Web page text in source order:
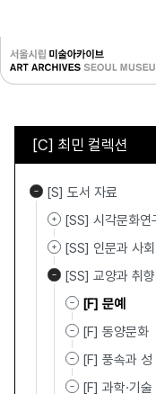
[C] 최민 컬렉션
[S] 도서 자료
[SS] 시각문화연
[SS] 인문과 사회
[SS] 교양과 취향
[F] 문예
[F] 동양문화
[F] 풍속과 성
[F] 과학·기술